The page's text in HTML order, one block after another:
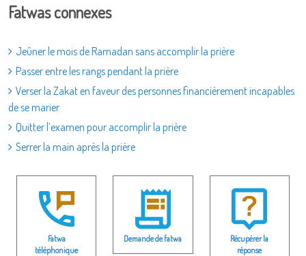
Fatwas connexes
Jeûner le mois de Ramadan sans accomplir la prière
Passer entre les rangs pendant la prière
Verser la Zakat en faveur des personnes financièrement incapables
de se marier
Quitter l’examen pour accomplir la prière
Serrer la main après la prière
Fatwa
téléphonique
Demande de fatwa
Récupérer la
réponse